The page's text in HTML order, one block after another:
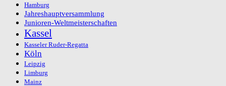
Hamburg
Jahreshauptversammlung
Junioren-Weltmeisterschaften
Kassel
Kasseler Ruder-Regatta
Köln
Leipzig
Limburg
Mainz